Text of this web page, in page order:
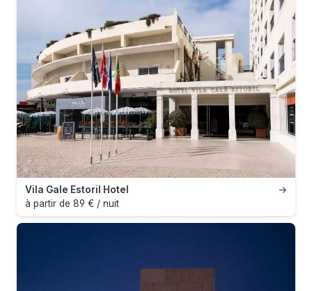
→
Vila Gale Estoril Hotel
à partir de 89 € / nuit